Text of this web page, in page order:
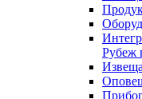
Рубеж